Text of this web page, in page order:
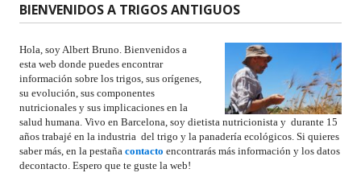
BIENVENIDOS A TRIGOS ANTIGUOS
Hola, soy Albert Bruno. Bienvenidos a
esta web donde puedes encontrar
información sobre los trigos, sus orígenes,
su evolución, sus componentes
nutricionales y sus implicaciones en la
salud humana. Vivo en Barcelona, soy dietista nutricionista y durante 15
años trabajé en la industria del trigo y la panadería ecológicos. Si quieres
saber más, en la pestaña contacto encontrarás más información y los datos
decontacto. Espero que te guste la web!